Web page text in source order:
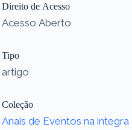
Direito de Acesso
Acesso Aberto
Tipo
artigo
Coleção
Anais de Eventos na integra